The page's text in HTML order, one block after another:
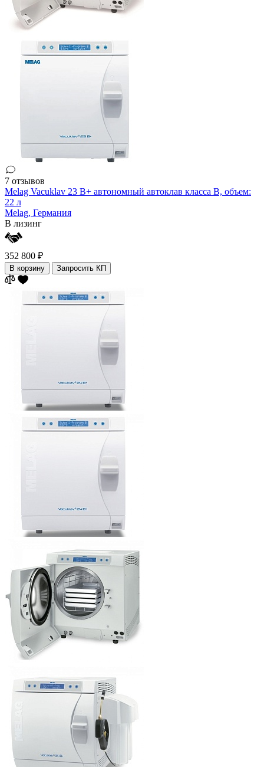
7 отзывов
Melag Vacuklav 23 B+ автономный автоклав класса В, объем:
22 л
Melag, Германия
В лизинг
352 800 ₽
В корзину Запросить КП